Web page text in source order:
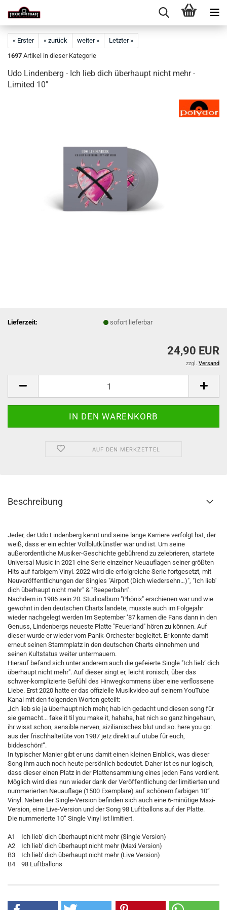
« Erster « zurück weiter »
Letzter »
1697 Artikel in dieser Kategorie
Udo Lindenberg - Ich lieb dich überhaupt nicht mehr -
Limited 10"
Lieferzeit: sofort lieferbar
24,90 EUR
zzgl. Versand
AUF DEN MERKZETTEL
Beschreibung
Jeder, der Udo Lindenberg kennt und seine lange Karriere verfolgt hat, der
weiß, dass er ein echter Vollblutkünstler war und ist. Um seine
außerordentliche Musiker-Geschichte gebührend zu zelebrieren, startete
Universal Music in 2021 eine Serie einzelner Neuauflagen seiner größten
Hits auf farbigem Vinyl. 2022 wird die erfolgreiche Serie fortgesetzt, mit
Neuveröffentlichungen der Singles "Airport (Dich wiedersehn…)", "Ich lieb'
dich überhaupt nicht mehr" & "Reeperbahn".
Nachdem in 1986 sein 20. Studioalbum "Phönix" erschienen war und wie
gewohnt in den deutschen Charts landete, musste auch im Folgejahr
wieder nachgelegt werden Im September ‘87 kamen die Fans dann in den
Genuss, Lindenbergs neueste Platte "Feuerland" hören zu können. Auf
dieser wurde er wieder vom Panik-Orchester begleitet. Er konnte damit
erneut seinen Stammplatz in den deutschen Charts einnehmen und
seinen Kultstatus weiter untermauern.
Hierauf befand sich unter anderem auch die gefeierte Single "Ich lieb‘ dich
überhaupt nicht mehr". Auf dieser singt er, leicht ironisch, über das
schwer-komplizierte Gefühl des Hinwegkommens über eine verflossene
Liebe. Erst 2020 hatte er das offizielle Musikvideo auf seinem YouTube
Kanal mit den folgenden Worten geteilt:
„Ich lieb sie ja überhaupt nich mehr, hab ich gedacht und diesen song für
sie gemacht... fake it til you make it, hahaha, hat nich so ganz hingehaun,
ihr wisst schon, sensible nerven, sizilianisches blut und so. here you go:
aus der frischhaltetüte von 1987 jetz direkt auf utube für euch,
biddeschön!“.
In typischer Manier gibt er uns damit einen kleinen Einblick, was dieser
Song ihm auch noch heute persönlich bedeutet. Daher ist es nur logisch,
dass dieser einen Platz in der Plattensammlung eines jeden Fans verdient.
Möglich wird dies nun wieder dank der Veröffentlichung der limitierten und
nummerierten Neuauflage (1500 Exemplare) auf schönem farbigen 10“
Vinyl. Neben der Single-Version befinden sich auch eine 6-minütige Maxi-
Version, eine Live-Version und der Song 98 Luftballons auf der Platte.
Die nummerierte 10“ Single Vinyl ist limitiert.
A1 Ich lieb' dich überhaupt nicht mehr (Single Version)
A2 Ich lieb' dich überhaupt nicht mehr (Maxi Version)
B3 Ich lieb' dich überhaupt nicht mehr (Live Version)
B4 98 Luftballons